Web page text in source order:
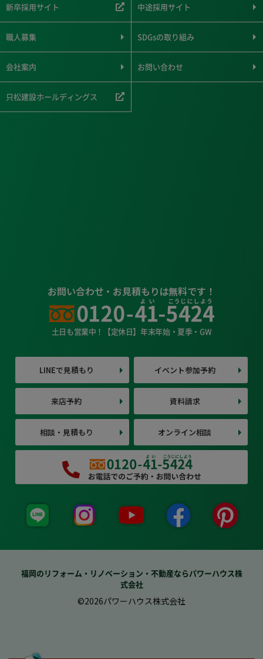
新卒採用サイト 中途採用サイト
職人募集 SDGsの取り組み
会社案内 お問い合わせ
只松建設ホールディングス
お問い合わせ・お見積もりは無料です！
土日も営業中！【定休日】年末年始・夏季・GW
LINEで見積もり イベント参加予約
来店予約 資料請求
相談・見積もり オンライン相談
福岡のリフォーム・リノベーション・不動産ならパワーハウス株
式会社
©2026パワーハウス株式会社